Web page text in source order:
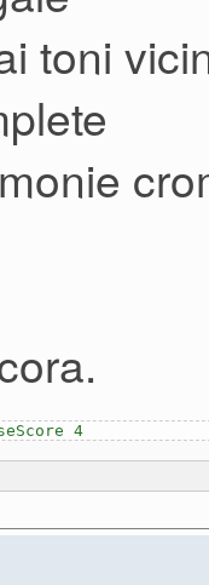
toni
4